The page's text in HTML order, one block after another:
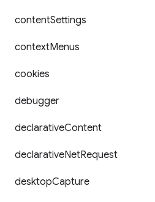
contentSettings
contextMenus
cookies
debugger
declarativeContent
declarativeNetRequest
desktopCapture